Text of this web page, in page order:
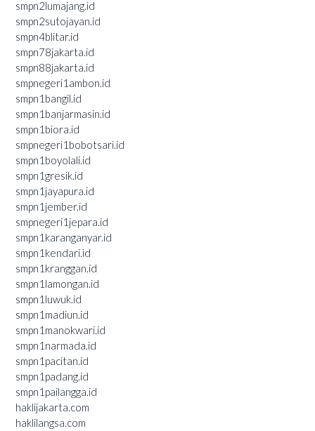
smpn2lumajang.id
smpn2sutojayan.id
smpn4blitar.id
smpn78jakarta.id
smpn88jakarta.id
smpnegeri1ambon.id
smpn1bangil.id
smpn1banjarmasin.id
smpn1biora.id
smpnegeri1bobotsari.id
smpn1boyolali.id
smpn1gresik.id
smpn1jayapura.id
smpn1jember.id
smpnegeri1jepara.id
smpn1karanganyar.id
smpn1kendari.id
smpn1kranggan.id
smpn1lamongan.id
smpn1luwuk.id
smpn1madiun.id
smpn1manokwari.id
smpn1narmada.id
smpn1pacitan.id
smpn1padang.id
smpn1pailangga.id
haklijakarta.com
haklilangsa.com